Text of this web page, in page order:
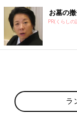
お墓の
PR(くらしの
ラ